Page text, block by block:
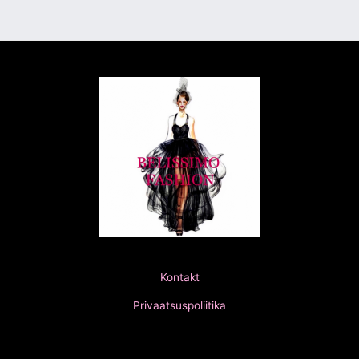
Kontakt
Privaatsuspoliitika